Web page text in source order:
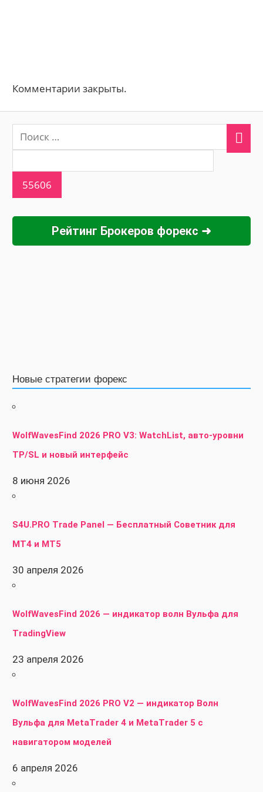
Комментарии закрыты.
Рейтинг Брокеров форекс ➜
Новые стратегии форекс
WolfWavesFind 2026 PRO V3: WatchList, авто-уровни
TP/SL и новый интерфейс
8 июня 2026
S4U.PRO Trade Panel — Бесплатный Советник для
MT4 и MT5
30 апреля 2026
WolfWavesFind 2026 — индикатор волн Вульфа для
TradingView
23 апреля 2026
WolfWavesFind 2026 PRO V2 — индикатор Волн
Вульфа для MetaTrader 4 и MetaTrader 5 с
навигатором моделей
6 апреля 2026